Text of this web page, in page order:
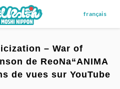
français
– War of
de ReoNa“ANIMA
de vues sur YouTube